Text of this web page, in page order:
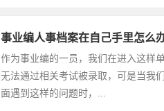
事业编人事档案在自己手里怎么办
作为事业编的一员，我们在进入这样
无法通过相关考试被录取，可是当我
面遇到这样的问题时，...